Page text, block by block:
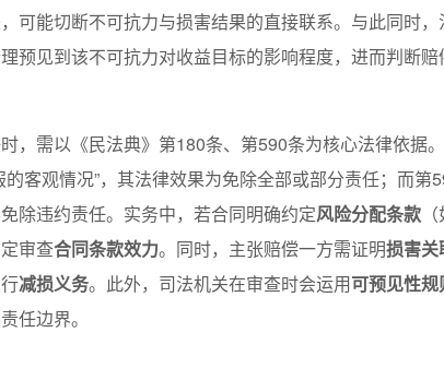
可能切断不可抗力与损害结果的直接联系。与此同时
预见到该不可抗力对收益目标的影响程度，进而判断赔
，需以《民法典》第180条、第590条为核心法律依据
客观情况”，其法律效果为免除全部或部分责任；而第
除违约责任。实务中，若合同明确约定风险分配条款
审查合同条款效力。同时，主张赔偿一方需证明损害关
减损义务。此外，司法机关在审查时会运用可预见性规
任边界。